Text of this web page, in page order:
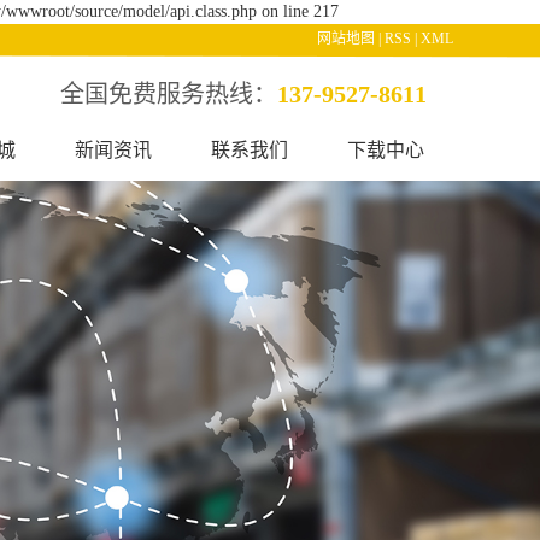
source/model/api.class.php on line 217
网站地图 RSS XML
全国免费服务热线： 137-9527-8611
新闻资讯 联系我们 下载中心